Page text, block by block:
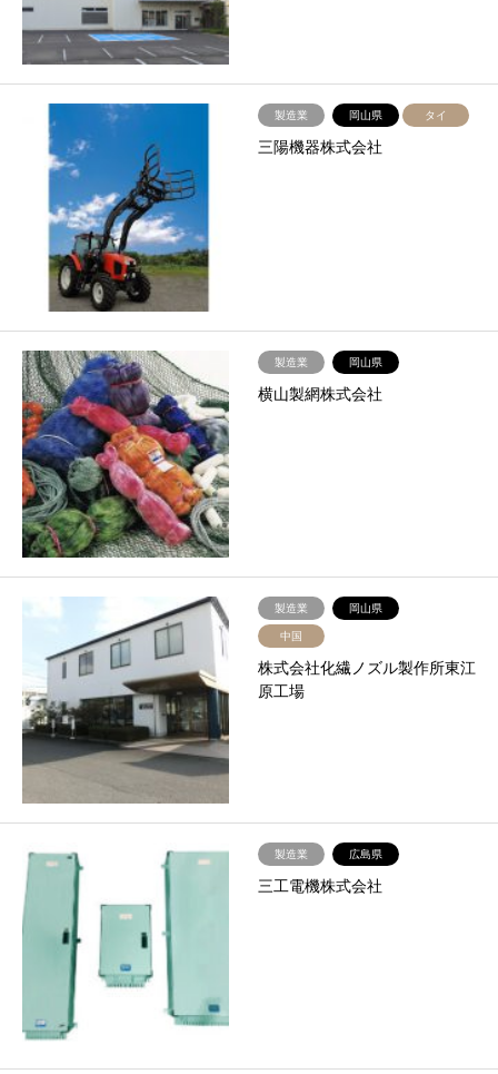
製造業 岡山県 タイ
三陽機器株式会社
製造業 岡山県
横山製網株式会社
製造業 岡山県
中国
株式会社化繊ノズル製作所東江
原工場
製造業 広島県
三工電機株式会社